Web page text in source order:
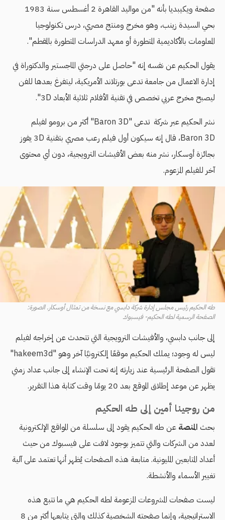
صفحة ويكيبديا بأنه "من مواليد القاهرة 2 أغسطس سنة 1983
بحي السيدة زينب، وهو مخرج ومنتج مصري، درس تكنولوجيا
المعلومات بالأكاديمية المتطورة أو معهد الدراسات المتطورة بالمقطم".
يقول الحكيم عن نفسه إنه "حاصل على درجتي الماجستير والدكتوراة في
إدارة الاعمال من جامعة تدعى بورتلاند الأمريكية، ليتفرغ بعدها للفن
ليصبح مخرج عربي تخصص في تقنية الأفلام ثلاثية الأبعاد 3D".
نشر الحكيم عبر شركة تدعى "Baron 3D" أكثر من برومو لفيلم
Baron 3D، قال إنه سيكون أول فيلم رعب مصري بتقنية 3D يفوز
بجائزة أوسكار، نشر منه بعض الأفيشات الترويجية، دون أي محتوى
آخر للفيلم المزعوم.
طه الحكيم رئيس مجلس إدارة شركة دابسي مع نسخة من تمثال أوسكار. الصورة:
الصفحة الرسمية لطه الحكيم- فيسبوك
إلى جانب دابسي، والأفيشات الترويجية التي تتحدث عن إخراجه لفيلم
ليس له وجود؛ يملك الحكيم موقعًا إلكترونيًا آخر وهو "hakeem3d"
تقول الصفحة الرئيسية عند زيارته إنه تحت الإنشاء إلى جانب عداد زمني
يظهر عن موعد إطلاق الموقع بعد 20 يومًا وقت كتابة هذا التقرير.
من روجينا أمين إلى طه الحكيم
بحث المنصة عن طه الحكيم يقود إلى سلسلة من المواقع الإلكترونية
لعدد من الشركات والتي تتميز بوجود لافت على فيسبوك من حيث
أعداد المتابعين المليونية. متابعة هذه الصفحات يُظهر أنها تعتمد على آلية
تغيير الأسماء والأنشطة.
ليست صفحات المشروعات المزعومة لطه الحكيم هي ما تتبع هذه
الاستراتيجية، وإنما صفحته الشخصية كذلك والتي يتابعها أكثر من 8